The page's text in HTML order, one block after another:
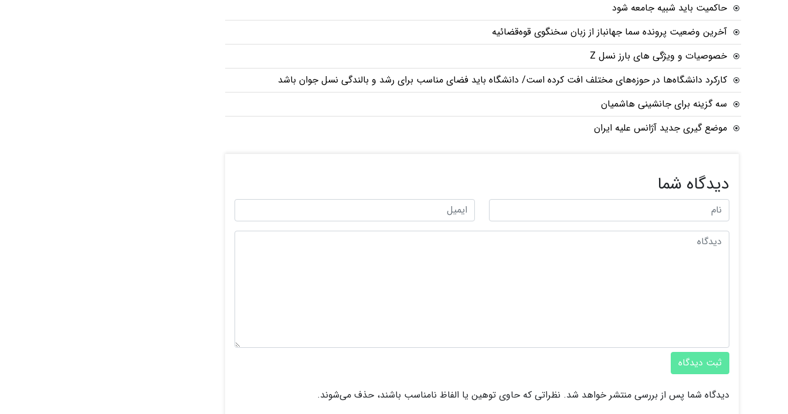
حاکمیت باید شبیه جامعه شود
آخرین وضعیت پرونده سما جهانباز از زبان سخنگوی قوه‌قضائیه
خصوصیات و ویژگی های بارز نسل Z
کارکرد دانشگاه‌ها در حوزه‌های مختلف افت کرده است/ دانشگاه باید فضای مناسب برای رشد و بالندگی نسل جوان باشد
سه گزینه برای جانشینی هاشمیان
موضع گیری جدید آژانس علیه ایران
دیدگاه شما
ثبت دیدگاه
دیدگاه شما پس از بررسی منتشر خواهد شد. نظراتی که حاوی توهین یا الفاظ نامناسب باشند، حذف می‌شوند.